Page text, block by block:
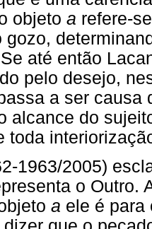
objeto a refere-
gozo,
até então
pelo desejo,
a ser causa
alcance do
toda
1963/2005)
o Outro.
a ele é para